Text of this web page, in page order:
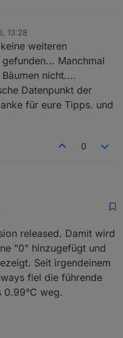
13:28
weiteren
Manchmal
nicht....
Datenpunkt der
für eure Tipps. und
0
released. Damit wird
"0" hinzugefügt und
Seit irgendeinem
fiel die führende
weg.